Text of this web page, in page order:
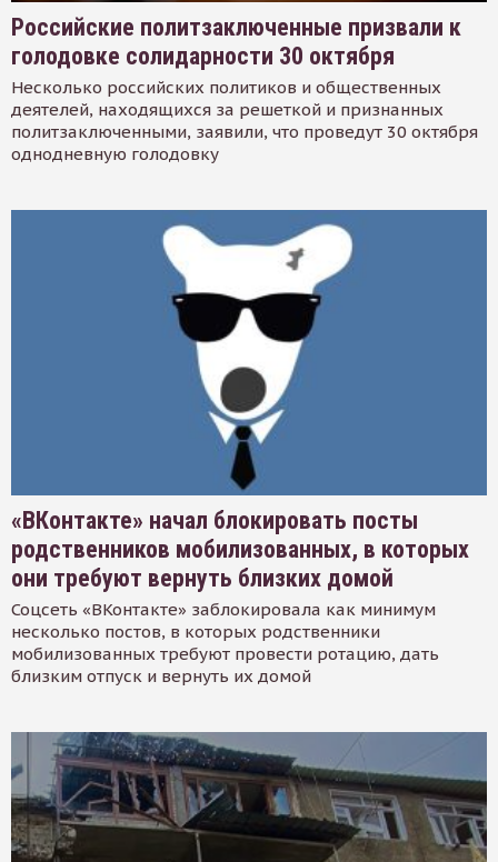
Российские политзаключенные призвали к
голодовке солидарности 30 октября
Несколько российских политиков и общественных
деятелей, находящихся за решеткой и признанных
политзаключенными, заявили, что проведут 30 октября
однодневную голодовку
«ВКонтакте» начал блокировать посты
родственников мобилизованных, в которых
они требуют вернуть близких домой
Соцсеть «ВКонтакте» заблокировала как минимум
несколько постов, в которых родственники
мобилизованных требуют провести ротацию, дать
близким отпуск и вернуть их домой